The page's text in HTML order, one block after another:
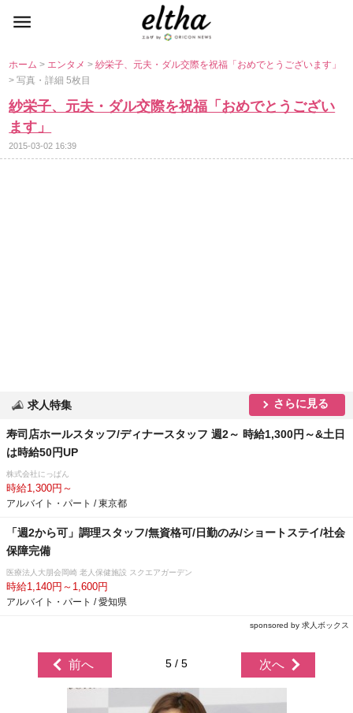
ホーム> エンタメ>紗栄子、元夫・ダル交際を祝福「おめでとうございます」
> 写真・詳細 5枚目
紗栄子、元夫・ダル交際を祝福「おめでとうござい
ます」
2015-03-02 16:39
求人特集 さらに見る
寿司店ホールスタッフ/ディナースタッフ 週2～ 時給1,300円～&土日
は時給50円UP
株式会社にっぱん
時給1,300円～
アルバイト・パート / 東京都
「週2から可」調理スタッフ/無資格可/日勤のみ/ショートステイ/社会
保障完備
医療法人大朋会岡崎 老人保健施設 スクエアガーデン
時給1,140円～1,600円
アルバイト・パート / 愛知県
sponsored by 求人ボックス
前へ 5 / 5 次へ